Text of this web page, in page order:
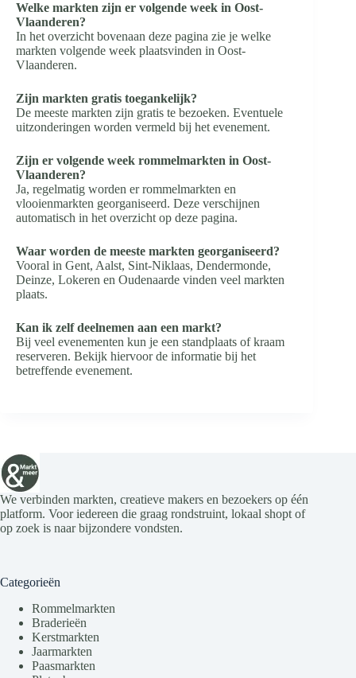
Welke markten zijn er volgende week in Oost-
Vlaanderen?
In het overzicht bovenaan deze pagina zie je welke
markten volgende week plaatsvinden in Oost-
Vlaanderen.
Zijn markten gratis toegankelijk?
De meeste markten zijn gratis te bezoeken. Eventuele
uitzonderingen worden vermeld bij het evenement.
Zijn er volgende week rommelmarkten in Oost-
Vlaanderen?
Ja, regelmatig worden er rommelmarkten en
vlooienmarkten georganiseerd. Deze verschijnen
automatisch in het overzicht op deze pagina.
Waar worden de meeste markten georganiseerd?
Vooral in Gent, Aalst, Sint-Niklaas, Dendermonde,
Deinze, Lokeren en Oudenaarde vinden veel markten
plaats.
Kan ik zelf deelnemen aan een markt?
Bij veel evenementen kun je een standplaats of kraam
reserveren. Bekijk hiervoor de informatie bij het
betreffende evenement.
We verbinden markten, creatieve makers en bezoekers op één
platform. Voor iedereen die graag rondstruint, lokaal shopt of
op zoek is naar bijzondere vondsten.
Categorieën
Rommelmarkten
Braderieën
Kerstmarkten
Jaarmarkten
Paasmarkten